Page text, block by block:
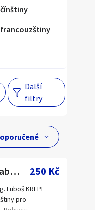
francouzštiny
Další
filtry
ARABŠTINA (moderní spisovná arabština) v BRNĚ - Bohunicích 250 Kč
Luboš KREPL
pro
Hlavní město Praha
Jihomoravský kraj